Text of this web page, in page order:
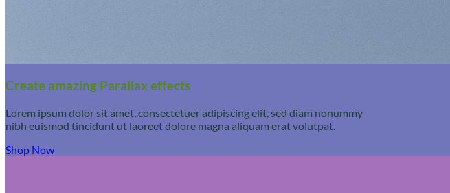
Create amazing Parallax effects
Lorem ipsum dolor sit amet, consectetuer adipiscing elit, sed diam nonummy
nibh euismod tincidunt ut laoreet dolore magna aliquam erat volutpat.
Shop Now